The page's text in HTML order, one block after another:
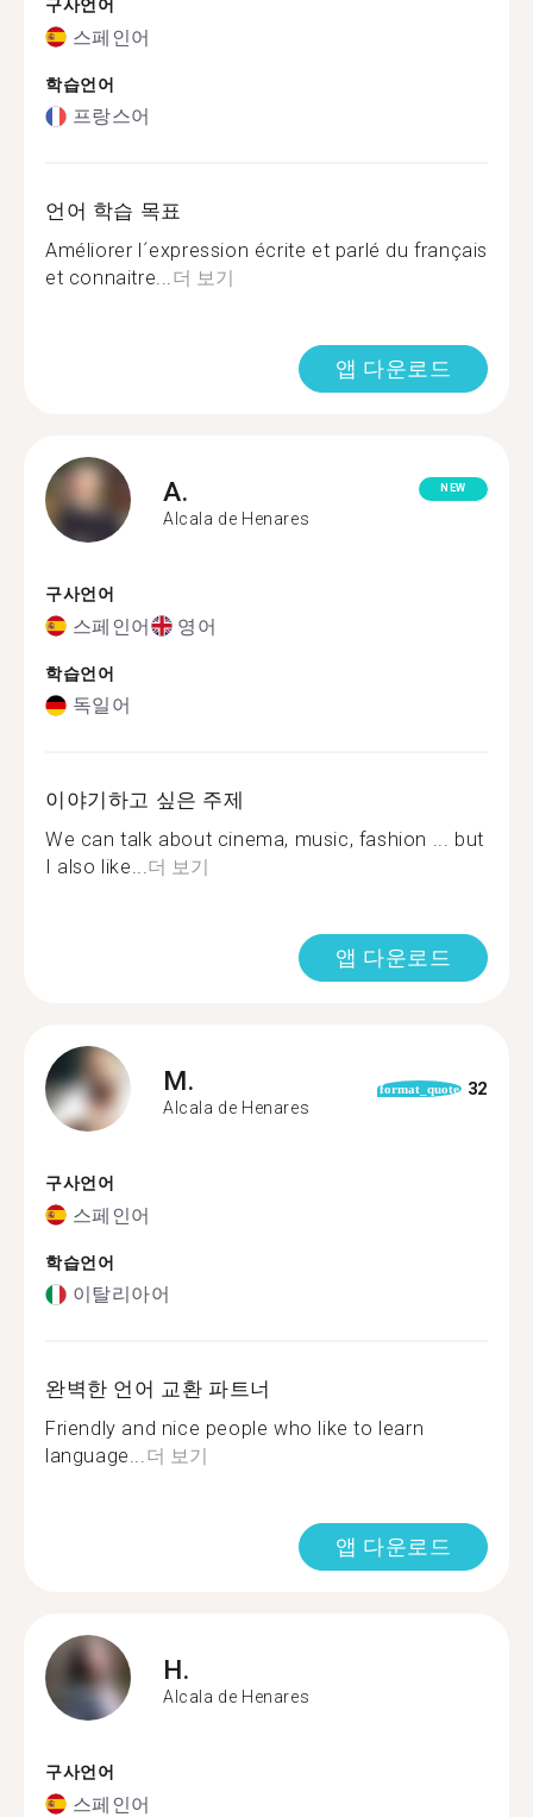
구사언어
스페인어
학습언어
프랑스어
언어 학습 목표
Améliorer l´expression écrite et parlé du français
et connaitre...더 보기
앱 다운로드
A.
Alcala de Henares
NEW
구사언어
스페인어 영어
학습언어
독일어
이야기하고 싶은 주제
We can talk about cinema, music, fashion ... but
I also like...더 보기
앱 다운로드
M.
Alcala de Henares
format_quote 32
구사언어
스페인어
학습언어
이탈리아어
완벽한 언어 교환 파트너
Friendly and nice people who like to learn
language...더 보기
앱 다운로드
H.
Alcala de Henares
구사언어
스페인어